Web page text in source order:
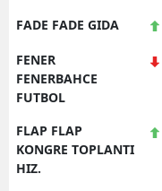
FADE FADE GIDA
FENER
FENERBAHCE
FUTBOL
FLAP FLAP
KONGRE TOPLANTI
HIZ.